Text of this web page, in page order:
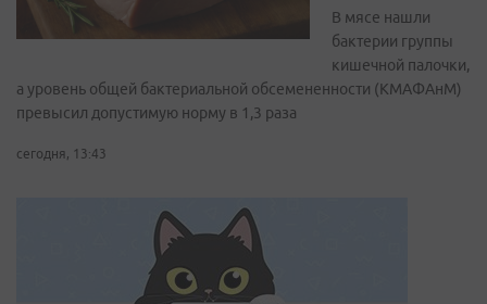
В мясе нашли
бактерии группы
кишечной палочки,
а уровень общей бактериальной обсемененности (КМАФАнМ)
превысил допустимую норму в 1,3 раза
сегодня, 13:43